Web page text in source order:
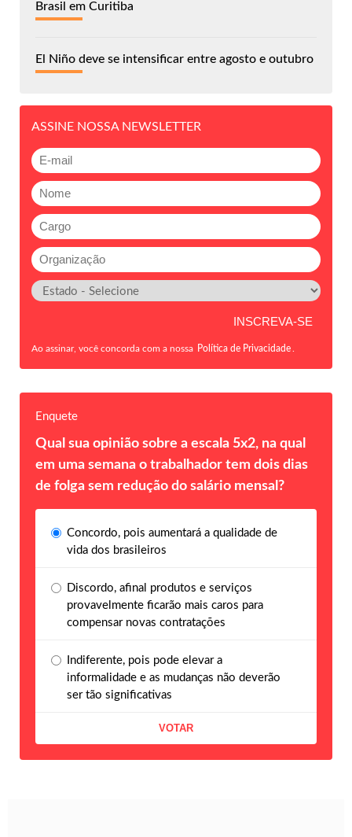
Brasil em Curitiba
El Niño deve se intensificar entre agosto e outubro
ASSINE NOSSA NEWSLETTER
Ao assinar, você concorda com a nossa Política de Privacidade
Enquete
Qual sua opinião sobre a escala 5x2, na qual
em uma semana o trabalhador tem dois dias
de folga sem redução do salário mensal?
Concordo, pois aumentará a qualidade de
vida dos brasileiros
Discordo, afinal produtos e serviços
provavelmente ficarão mais caros para
compensar novas contratações
Indiferente, pois pode elevar a
informalidade e as mudanças não deverão
ser tão significativas